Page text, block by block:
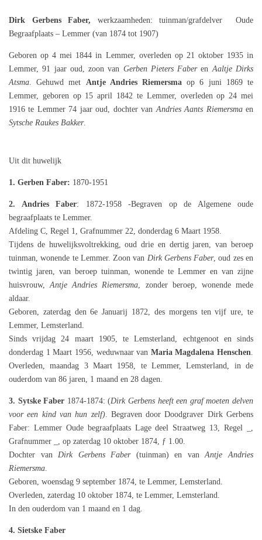
Dirk Gerbens Faber, werkzaamheden: tuinman/grafdelver Oude
Begraafplaats – Lemmer (van 1874 tot 1907)
Geboren op 4 mei 1844 in Lemmer, overleden op 21 oktober 1935 in
Lemmer, 91 jaar oud, zoon van Gerben Pieters Faberen Aaltje Dirks
Atsma . Gehuwd met Antje Andries Riemersma op 6 juni 1869 te
Lemmer, geboren op 15 april 1842 te Lemmer, overleden op 24 mei
1916 te Lemmer 74 jaar oud, dochter van Andries Aants Riemersmaen
Sytsche Raukes Bakker.
Uit dit huwelijk
1. Gerben Faber: 1870-1951
2. Andries Faber: 1872-1958 -Begraven op de Algemene oude
begraafplaats te Lemmer.
Afdeling C, Regel 1, Grafnummer 22, donderdag 6 Maart 1958.
Tijdens de huwelijksvoltrekking, oud drie en dertig jaren, van beroep
tuinman, wonende te Lemmer. Zoon van Dirk Gerbens Faber, oud zes en
twintig jaren, van beroep tuinman, wonende te Lemmer en van zijne
huisvrouw,Antje Andries Riemersma , zonder beroep, wonende mede
aldaar.
Geboren, zaterdag den 6e Januarij 1872, des morgens ten vijf ure, te
Lemmer, Lemsterland.
Sinds vrijdag 24 maart 1905, te Lemsterland, echtgenoot en sinds
donderdag 1 Maart 1956, weduwnaar van Maria Magdalena Henschen
Overleden, maandag 3 Maart 1958, te Lemmer, Lemsterland, in de
ouderdom van 86 jaren, 1 maand en 28 dagen.
3. Sytske Faber 1874-1874: (Dirk Gerbens heeft een graf moeten delven
voor een kind van hun zelf). Begraven door Doodgraver Dirk Gerbens
Faber: Lemmer Oude begraafplaats Lage deel Straatweg 13, Regel _,
Grafnummer _, op zaterdag 10 oktober 1874, ƒ 1.00.
Dochter van Dirk Gerbens Faber(tuinman) en vanAntje Andries
Riemersma
Geboren, woensdag 9 september 1874, te Lemmer, Lemsterland.
Overleden, zaterdag 10 oktober 1874, te Lemmer, Lemsterland.
In den ouderdom van 1 maand en 1 dag.
4. Sietske Faber